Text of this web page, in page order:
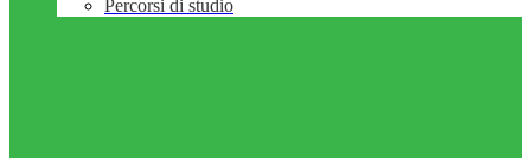
Percorsi di studio